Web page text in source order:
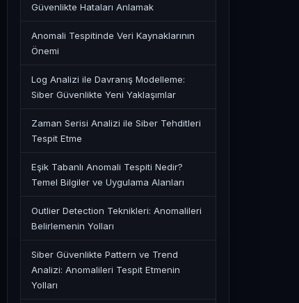
Güvenlikte Hataları Anlamak
Anomali Tespitinde Veri Kaynaklarının
Önemi
Log Analizi ile Davranış Modelleme:
Siber Güvenlikte Yeni Yaklaşımlar
Zaman Serisi Analizi ile Siber Tehditleri
Tespit Etme
Eşik Tabanlı Anomali Tespiti Nedir?
Temel Bilgiler ve Uygulama Alanları
Outlier Detection Teknikleri: Anomalileri
Belirlemenin Yolları
Siber Güvenlikte Pattern ve Trend
Analizi: Anomalileri Tespit Etmenin
Yolları